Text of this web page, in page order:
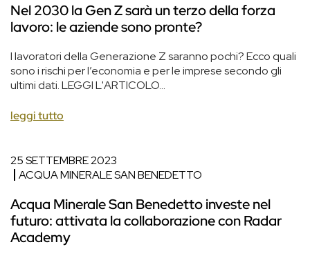
Nel 2030 la Gen Z sarà un terzo della forza
lavoro: le aziende sono pronte?
I lavoratori della Generazione Z saranno pochi? Ecco quali
sono i rischi per l’economia e per le imprese secondo gli
ultimi dati. LEGGI L'ARTICOLO...
leggi tutto
25 SETTEMBRE 2023
ACQUA MINERALE SAN BENEDETTO
Acqua Minerale San Benedetto investe nel
futuro: attivata la collaborazione con Radar
Academy